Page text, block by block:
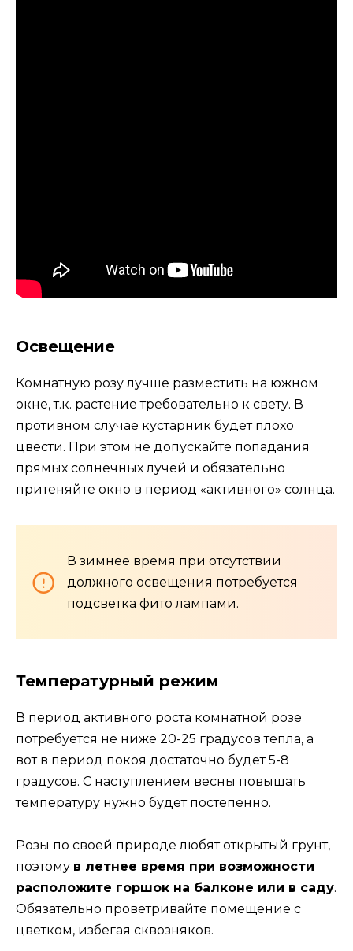
Освещение
Комнатную розу лучше разместить на южном
окне, т.к. растение требовательно к свету. В
противном случае кустарник будет плохо
цвести. При этом не допускайте попадания
прямых солнечных лучей и обязательно
притеняйте окно в период «активного» солнца.
В зимнее время при отсутствии
должного освещения потребуется
подсветка фито лампами.
Температурный режим
В период активного роста комнатной розе
потребуется не ниже 20-25 градусов тепла, а
вот в период покоя достаточно будет 5-8
градусов. С наступлением весны повышать
температуру нужно будет постепенно.
Розы по своей природе любят открытый грунт,
поэтому в летнее время при возможности
расположите горшок на балконе или в саду.
Обязательно проветривайте помещение с
цветком, избегая сквозняков.